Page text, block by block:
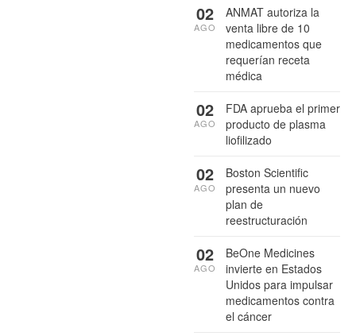
ANMAT autoriza la
venta libre de 10
medicamentos que
requerían receta
médica
02
AGO
FDA aprueba el primer
producto de plasma
liofilizado
02
AGO
Boston Scientific
presenta un nuevo
plan de
reestructuración
02
AGO
BeOne Medicines
invierte en Estados
Unidos para impulsar
medicamentos contra
el cáncer
02
AGO